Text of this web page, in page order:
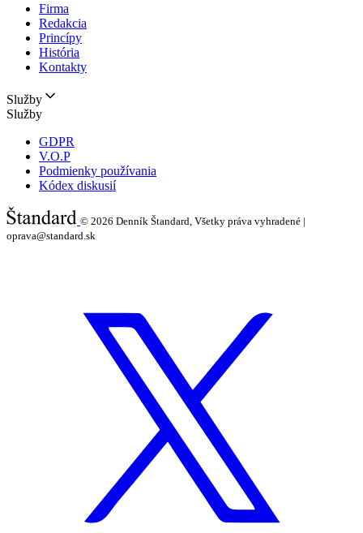
Firma
Redakcia
Princípy
História
Kontakty
Služby
Služby
GDPR
V.O.P
Podmienky používania
Kódex diskusií
© 2026 Denník Štandard, Všetky práva vyhradené |
oprava@standard.sk